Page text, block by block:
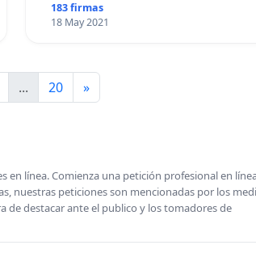
183 firmas
18 May 2021
... 20 »
línea. Comienza una petición profesional en
nuestras peticiones son mencionadas por los
de destacar ante el publico y los tomadores de